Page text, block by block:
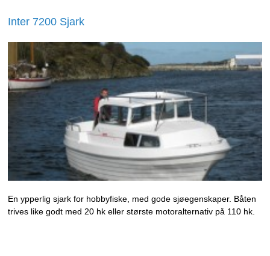
Inter 7200 Sjark
En ypperlig sjark for hobbyfiske, med gode sjøegenskaper. Båten
trives like godt med 20 hk eller største motoralternativ på 110 hk.